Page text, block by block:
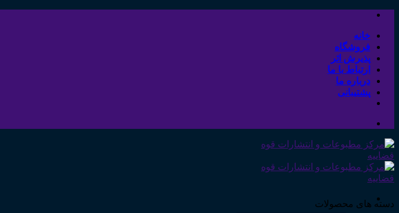
Skip
contentخانه
فروشگاه
پذیرش اثر
ارتباط با ما
درباره ما
پشتیبانی
دسته های محصولات